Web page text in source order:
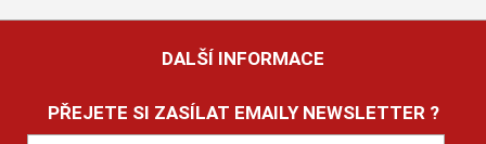
DALŠÍ INFORMACE
PŘEJETE SI ZASÍLAT EMAILY NEWSLETTER ?